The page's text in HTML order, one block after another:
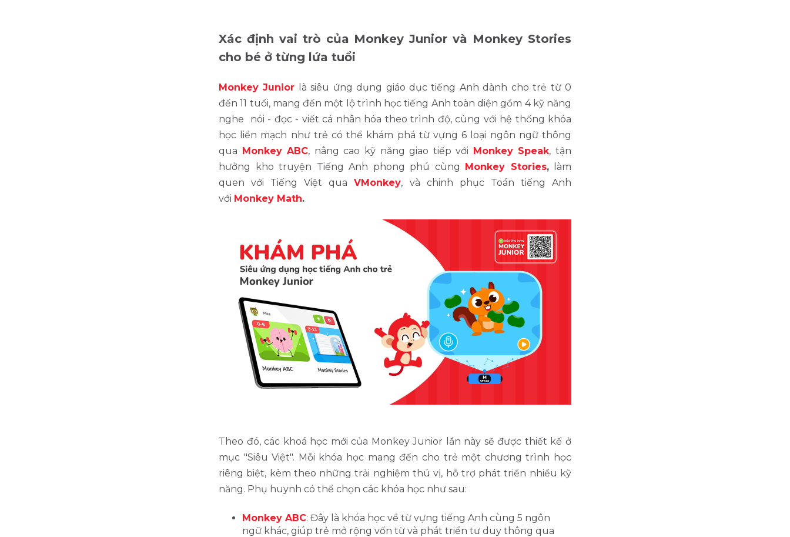
Xác định vai trò của Monkey Junior và Monkey Stories
cho bé ở từng lứa tuổi
Monkey Junior là siêu ứng dụng giáo dục tiếng Anh dành cho trẻ từ 0
đến 11 tuổi, mang đến một lộ trình học tiếng Anh toàn diện gồm 4 kỹ năng
nghe nói - đọc - viết cá nhân hóa theo trình độ, cùng với hệ thống khóa
học liền mạch như trẻ có thể khám phá từ vựng 6 loại ngôn ngữ thông
qua Monkey ABC, nâng cao kỹ năng giao tiếp với Monkey Speak, tận
hưởng kho truyện Tiếng Anh phong phú cùng Monkey Stories,làm
quen với Tiếng Việt quaVMonkey, và chinh phục Toán tiếng Anh
với Monkey Math.
Theo đó, các khoá học mới của Monkey Junior lần này sẽ được thiết kế ở
mục "Siêu Việt". Mỗi khóa học mang đến cho trẻ một chương trình học
riêng biệt, kèm theo những trải nghiệm thú vị, hỗ trợ phát triển nhiều kỹ
năng. Phụ huynh có thể chọn các khóa học như sau:
Monkey ABC: Đây là khóa học về từ vựng tiếng Anh cùng 5 ngôn
ngữ khác, giúp trẻ mở rộng vốn từ và phát triển tư duy thông qua